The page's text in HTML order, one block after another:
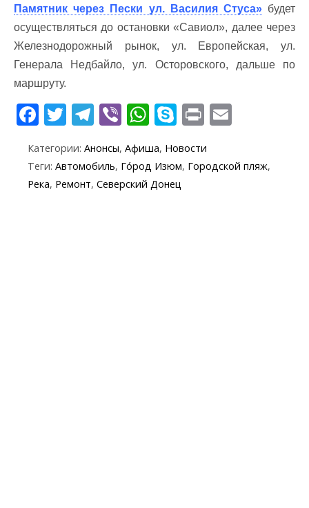
Памятник через Пески ул. Василия Стуса»будет
осуществляться до остановки «Савиол», далее через
Железнодорожный рынок, ул. Европейская, ул.
Генерала Недбайло, ул. Осторовского, дальше по
маршруту.
F
e
b
T
itt
er
T
e
gr
Vi
b
er
W
at
s
S
y
p
Pr
t ai
Категории: Анонсы, Афиша, Новости
Теги: Автомобиль, Го́род Изюм, Городской пляж,
Река, Ремонт, Северский Донец